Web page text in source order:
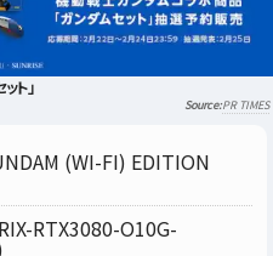
ト」
PR TIMES
(WI-FI) EDITION
RTX3080-O10G-